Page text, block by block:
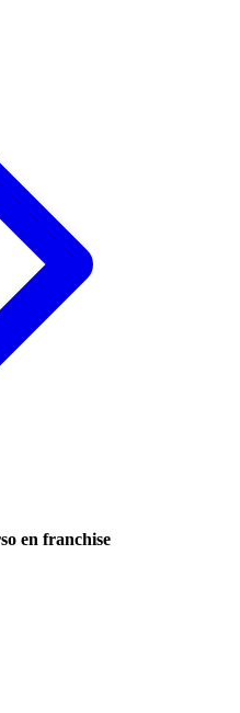
en franchise